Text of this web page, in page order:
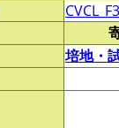
培地・